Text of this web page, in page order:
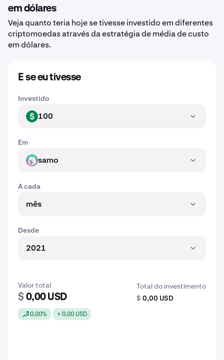
em dólares
Veja quanto teria hoje se tivesse investido em diferentes
criptomoedas através da estratégia de média de custo
em dólares.
E se eu tivesse
Investido
USD 100
Em
SAMO samo
A cada
mês
Desde
2021
Valor total
$ 0,00 USD
0,00% + 0,00 USD
Total do investimento
$ 0,00 USD